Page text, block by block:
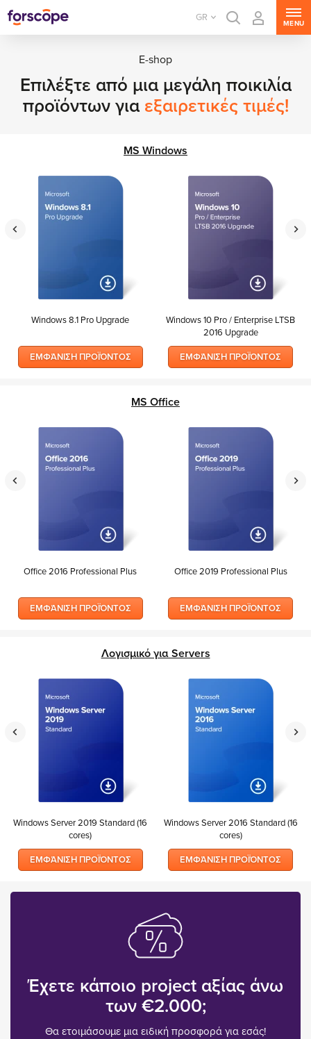
GR
MENU
E-shop
Επιλέξτε από μια μεγάλη ποικιλία
προϊόντων για εξαιρετικές τιμές!
MS Windows
Windows 8.1 Pro Upgrade
ΕΜΦΆΝΙΣΗ ΠΡΟΪΌΝΤΟΣ
Windows 10 Pro / Enterprise LTSB
2016 Upgrade
ΕΜΦΆΝΙΣΗ ΠΡΟΪΌΝΤΟΣ
MS Office
Office 2016 Professional Plus
ΕΜΦΆΝΙΣΗ ΠΡΟΪΌΝΤΟΣ
Office 2019 Professional Plus
ΕΜΦΆΝΙΣΗ ΠΡΟΪΌΝΤΟΣ
Λογισμικό για Servers
Windows Server 2019 Standard (16
cores)
ΕΜΦΆΝΙΣΗ ΠΡΟΪΌΝΤΟΣ
Windows Server 2016 Standard (16
cores)
ΕΜΦΆΝΙΣΗ ΠΡΟΪΌΝΤΟΣ
Έχετε κάποιο project αξίας άνω
των €2.000;
Θα ετοιμάσουμε μια ειδική προσφορά για εσάς!